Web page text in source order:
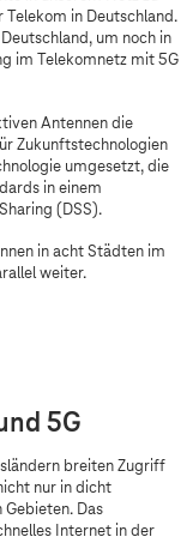
Telekom in Deutschland.
um noch in
im Telekomnetz mit 5G
Antennen die
Zukunftstechnologien
umgesetzt, die
in einem
(DSS).
in acht Städten im
weiter.
5G
breiten Zugriff
nur in dicht
Das
Internet in der